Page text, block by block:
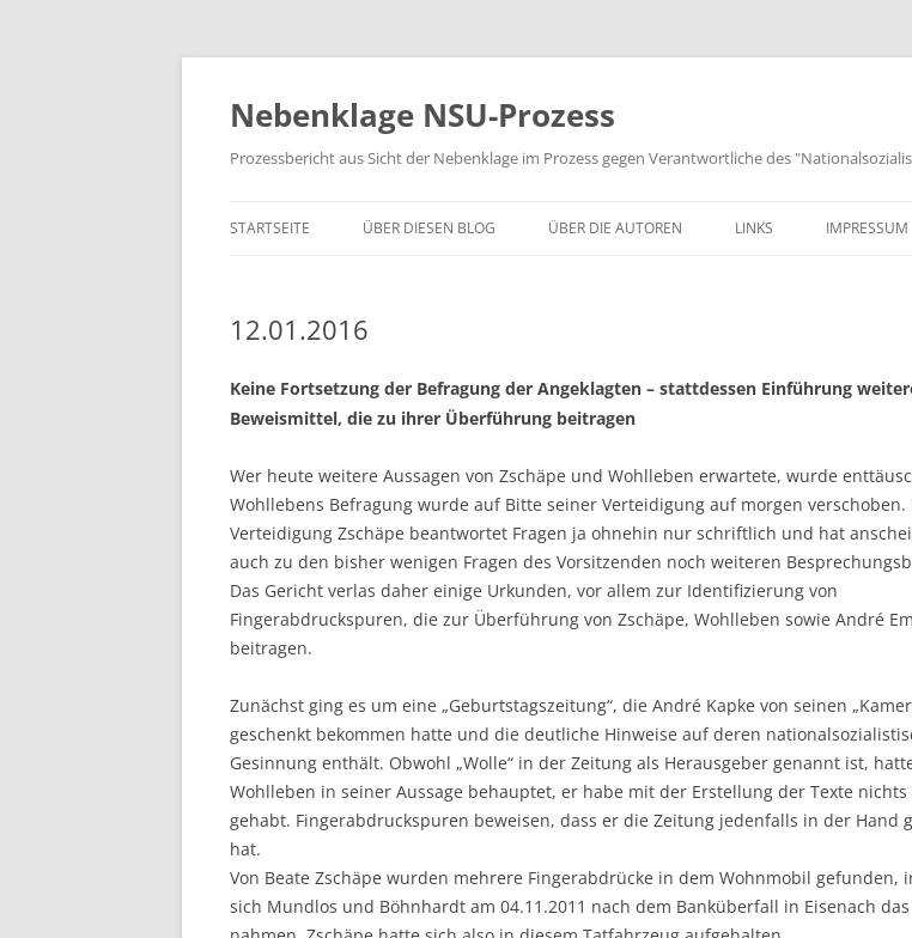
Zum
springen
Nebenklage NSU-Prozess
Prozessbericht aus Sicht der Nebenklage im Prozess gegen Verantwortliche des
STARTSEITE ÜBER DIESEN BLOG ÜBER DIE AUTOREN LINKS IMPRESSUM
12.01.2016
Keine Fortsetzung der Befragung der Angeklagten – stattdessen Einführung
Beweismittel, die zu ihrer Überführung beitragen
Wer heute weitere Aussagen von Zschäpe und Wohlleben erwartete, wurde
Wohllebens Befragung wurde auf Bitte seiner Verteidigung auf morgen verschoben.
Verteidigung Zschäpe beantwortet Fragen ja ohnehin nur schriftlich und hat
auch zu den bisher wenigen Fragen des Vorsitzenden noch weiteren
Das Gericht verlas daher einige Urkunden, vor allem zur Identifizierung von
Fingerabdruckspuren, die zur Überführung von Zschäpe, Wohlleben sowie André
beitragen.
Zunächst ging es um eine „Geburtstagszeitung“, die André Kapke von seinen
geschenkt bekommen hatte und die deutliche Hinweise auf deren
Gesinnung enthält. Obwohl „Wolle“ in der Zeitung als Herausgeber genannt ist,
Wohlleben in seiner Aussage behauptet, er habe mit der Erstellung der Texte
gehabt. Fingerabdruckspuren beweisen, dass er die Zeitung jedenfalls in der Hand
hat.
Von Beate Zschäpe wurden mehrere Fingerabdrücke in dem Wohnmobil gefunden,
sich Mundlos und Böhnhardt am 04.11.2011 nach dem Banküberfall in Eisenach das